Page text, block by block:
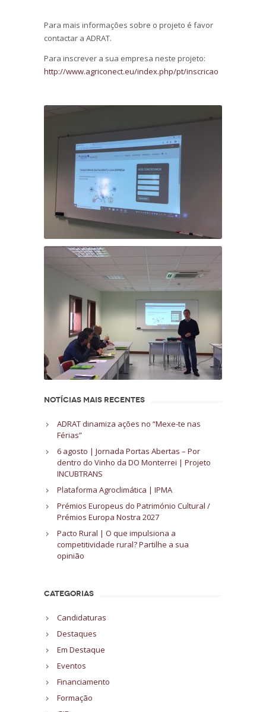
Para mais informações sobre o projeto é favor
contactar a ADRAT.
Para inscrever a sua empresa neste projeto:
http://www.agriconect.eu/index.php/pt/inscricao
NOTÍCIAS MAIS RECENTES
ADRAT dinamiza ações no “Mexe-te nas
Férias”
6 agosto | Jornada Portas Abertas – Por
dentro do Vinho da DO Monterrei | Projeto
INCUBTRANS
Plataforma Agroclimática | IPMA
Prémios Europeus do Património Cultural /
Prémios Europa Nostra 2027
Pacto Rural | O que impulsiona a
competitividade rural? Partilhe a sua
opinião
CATEGORIAS
Candidaturas
Destaques
Em Destaque
Eventos
Financiamento
Formação